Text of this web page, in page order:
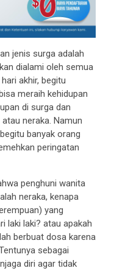
jenis surga adalah
dialami oleh semua
akhir, begitu
meraih kehidupan
di surga dan
neraka. Namun
banyak orang
peringatan
penghuni wanita
neraka, kenapa
yang
laki laki? atau apakah
berbuat dosa karena
sebagai
diri agar tidak